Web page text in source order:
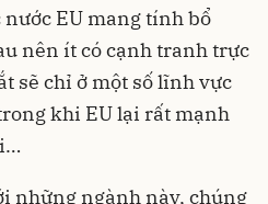
nước EU mang tính bổ
nên ít có cạnh tranh trực
sẽ chỉ ở một số lĩnh vực
khi EU lại rất mạnh
những ngành này, chúng